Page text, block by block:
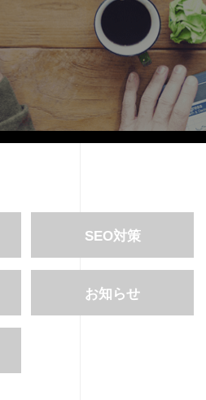
SEO対策
お知らせ